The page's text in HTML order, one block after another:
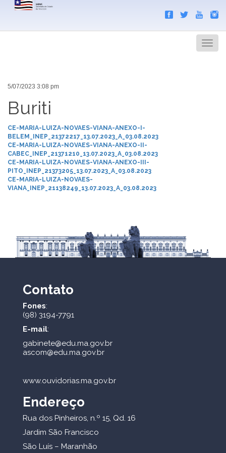
Menu
5/07/2023 3:08 pm
Buriti
CE-MARIA-LUIZA-NOVAES-VIANA-ANEXO-I-
BELEM_INEP_21372217_13.07.2023_A_03.08.2023
CE-MARIA-LUIZA-NOVAES-VIANA-ANEXO-II-
CABEC_INEP_21371210_13.07.2023_A_03.08.2023
CE-MARIA-LUIZA-NOVAES-VIANA-ANEXO-III-
PITO_INEP_21373205_13.07.2023_A_03.08.2023
CE-MARIA-LUIZA-NOVAES-
VIANA_INEP_21138249_13.07.2023_A_03.08.2023
Contato
Fones:
(98) 3194-7791
E-mail:
gabinete@edu.ma.gov.br
ascom@edu.ma.gov.br
www.ouvidorias.ma.gov.br
Endereço
Rua dos Pinheiros, n.º 15, Qd. 16
Jardim São Francisco
São Luís – Maranhão